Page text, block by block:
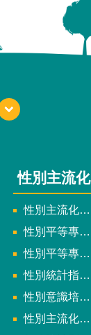
性別主流化
性別主流化實施計畫暨細部計畫
性別平等專案小組委員名單
性別平等專案小組會議紀錄
性別統計指標及項目
性別意識培力、統計分析案、影響評估案
性別主流化年度成果報告